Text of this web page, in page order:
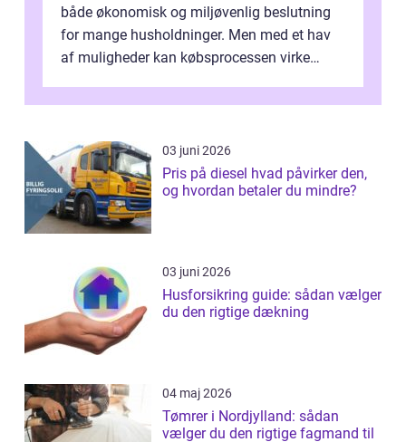
både økonomisk og miljøvenlig beslutning
for mange husholdninger. Men med et hav
af muligheder kan købsprocessen virke
03 juni 2026
Pris på diesel hvad påvirker den,
og hvordan betaler du mindre?
03 juni 2026
Husforsikring guide: sådan vælger
du den rigtige dækning
04 maj 2026
Tømrer i Nordjylland: sådan
vælger du den rigtige fagmand til